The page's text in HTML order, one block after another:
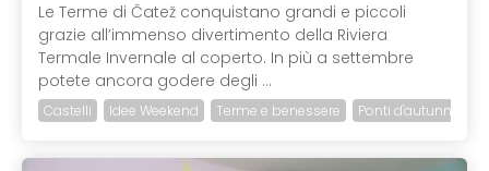
Le Terme di Čatež conquistano grandi e piccoli
grazie all’immenso divertimento della Riviera
Termale Invernale al coperto. In più a settembre
potete ancora godere degli ...
Castelli Idee Weekend Terme e benessere Ponti d'autunno